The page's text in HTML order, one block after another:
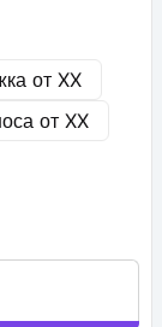
от XX
от XX